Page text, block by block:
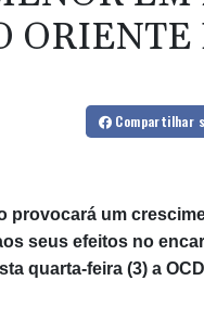
às oitavas do WTA
Compartilhar
provocará um
seus efeitos no
quarta-feira (3) a